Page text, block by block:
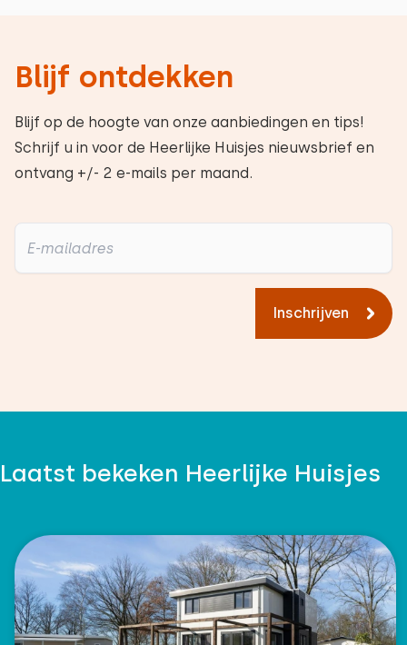
Blijf ontdekken
Blijf op de hoogte van onze aanbiedingen en tips!
Schrijf u in voor de Heerlijke Huisjes nieuwsbrief en
ontvang +/- 2 e-mails per maand.
Inschrijven
Laatst bekeken Heerlijke Huisjes